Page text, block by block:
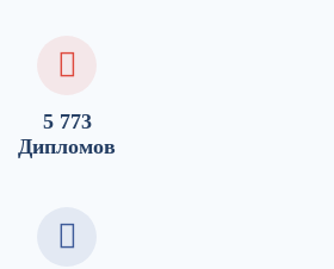
5 773
Дипломов